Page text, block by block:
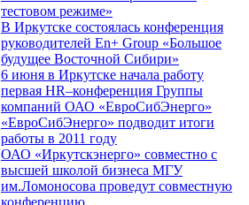
тестовом режиме»
В Иркутске состоялась конференция
руководителей En+ Group «Большое
будущее Восточной Сибири»
6 июня в Иркутске начала работу
первая HR–конференция Группы
компаний ОАО «ЕвроСибЭнерго»
«ЕвроСибЭнерго» подводит итоги
работы в 2011 году
ОАО «Иркутскэнерго» совместно с
высшей школой бизнеса МГУ
им.Ломоносова проведут совместную